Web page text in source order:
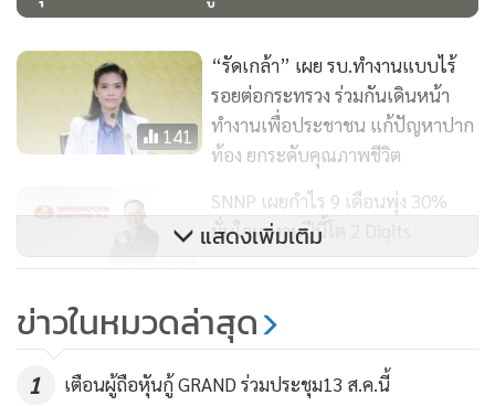
141
“รัดเกล้า” เผย รบ.ทำงานแบบไร้
รอยต่อกระทรวง​ ร่วมกันเดินหน้า
ทำงานเพื่อประชาชน​ แก้ปัญหาปาก
ท้อง ยกระดับคุณภาพชีวิต
145
SNNP เผยกำไร 9 เดือนพุ่ง 30%
มั่นใจผลงานปีนี้โต 2 Digits
912
ทม.บึงยี่โถเปิด 60'bar บาร์สำหรับผู้
สูงอายุ เพื่อเพิ่มคุณภาพชีวิตผู้สูงอายุ
ให้ดีขึ้นสร้างกิจกรรมสังสรรค์
แสดงเพิ่มเติม
ข่าวในหมวดล่าสุด
1 เตือนผู้ถือหุันกู้ GRAND ร่วมประชุม13 ส.ค.นี้